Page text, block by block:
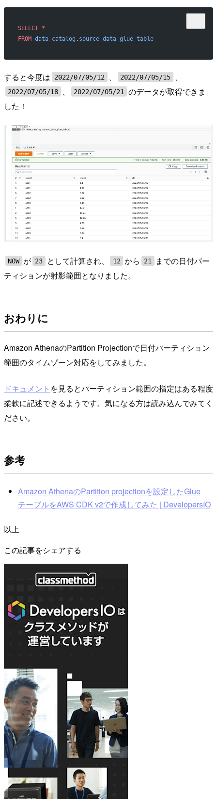
SELECT *
FROM data_catalog . source_data_glue_table
すると今度は 2022/07/05/12 、 2022/07/05/15 、
2022/07/05/18 、 2022/07/05/21
のデータが取得できま
した！
NOW が 23 として計算され、 12 から 21
までの日付パー
ティションが射影範囲となりました。
おわりに
Amazon AthenaのPartition Projectionで日付パーティション
範囲のタイムゾーン対応をしてみました。
ドキュメント を見るとパーティション範囲の指定はある程度
柔軟に記述できるようです。気になる方は読み込んでみてく
ださい。
参考
Amazon AthenaのPartition projectionを設定したGlue
テーブルをAWS CDK v2で作成してみた | DevelopersIO
以上
この記事をシェアする